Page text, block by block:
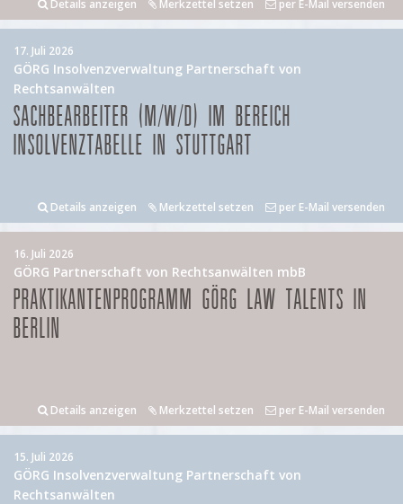
Details anzeigen Merkzettel setzen per E-Mail versenden
17. Juli 2026
GÖRG Insolvenzverwaltung Partnerschaft von
Rechtsanwälten
SACHBEARBEITER (M/W/D) IM BEREICH
INSOLVENZTABELLE IN STUTTGART
Details anzeigen Merkzettel setzen per E-Mail versenden
16. Juli 2026
GÖRG Partnerschaft von Rechtsanwälten mbB
PRAKTIKANTENPROGRAMM GÖRG LAW TALENTS IN
BERLIN
Details anzeigen Merkzettel setzen per E-Mail versenden
15. Juli 2026
GÖRG Insolvenzverwaltung Partnerschaft von
Rechtsanwälten